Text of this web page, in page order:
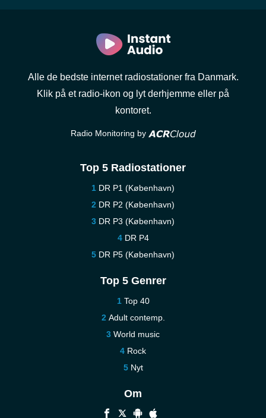
Alle de bedste internet radiostationer fra Danmark.
Klik på et radio-ikon og lyt derhjemme eller på
kontoret.
Radio Monitoring by
Top 5 Radiostationer
DR P1 (København)
DR P2 (København)
DR P3 (København)
DR P4
DR P5 (København)
Top 5 Genrer
Top 40
Adult contemp.
World music
Rock
Nyt
Om